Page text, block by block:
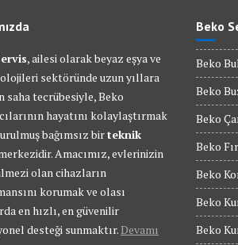
, ailesi olarak beyaz eşya ve
sektöründe uzun yıllara
saha tecrübesiyle, Beko
hayatını kolaylaştırmak
bağımsız birteknik
Amacımız, evlerinizin
olan cihazların
korumak ve olası
en hızlı, en güvenilir
desteği sunmaktır. Devamı
Beko
Beko
Beko
Beko
Beko
Beko
Beko
Beko